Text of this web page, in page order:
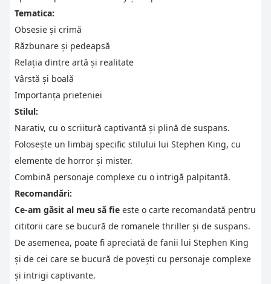
Tematica:
Obsesie și crimă
Răzbunare și pedeapsă
Relația dintre artă și realitate
Vârstă și boală
Importanța prieteniei
Stilul:
Narativ, cu o scriitură captivantă și plină de suspans.
Folosește un limbaj specific stilului lui Stephen King, cu
elemente de horror și mister.
Combină personaje complexe cu o intrigă palpitantă.
Recomandări:
Ce-am găsit al meu să fie este o carte recomandată pentru
cititorii care se bucură de romanele thriller și de suspans.
De asemenea, poate fi apreciată de fanii lui Stephen King
și de cei care se bucură de povești cu personaje complexe
și intrigi captivante.